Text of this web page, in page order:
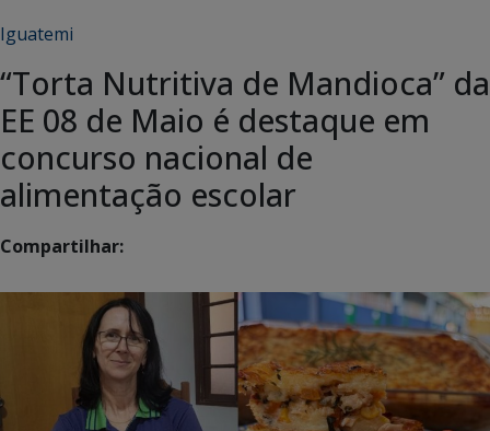
Iguatemi
“Torta Nutritiva de Mandioca” da
EE 08 de Maio é destaque em
concurso nacional de
alimentação escolar
Compartilhar: